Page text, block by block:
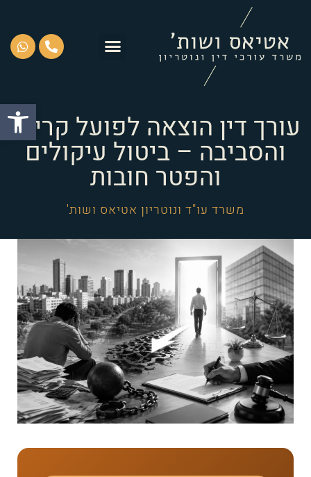
פתח
עורך דין הוצאה לפועל קריות
והסביבה – ביטול עיקולים
והפטר חובות
משרד עו"ד ונוטריון אטיאס ושות'